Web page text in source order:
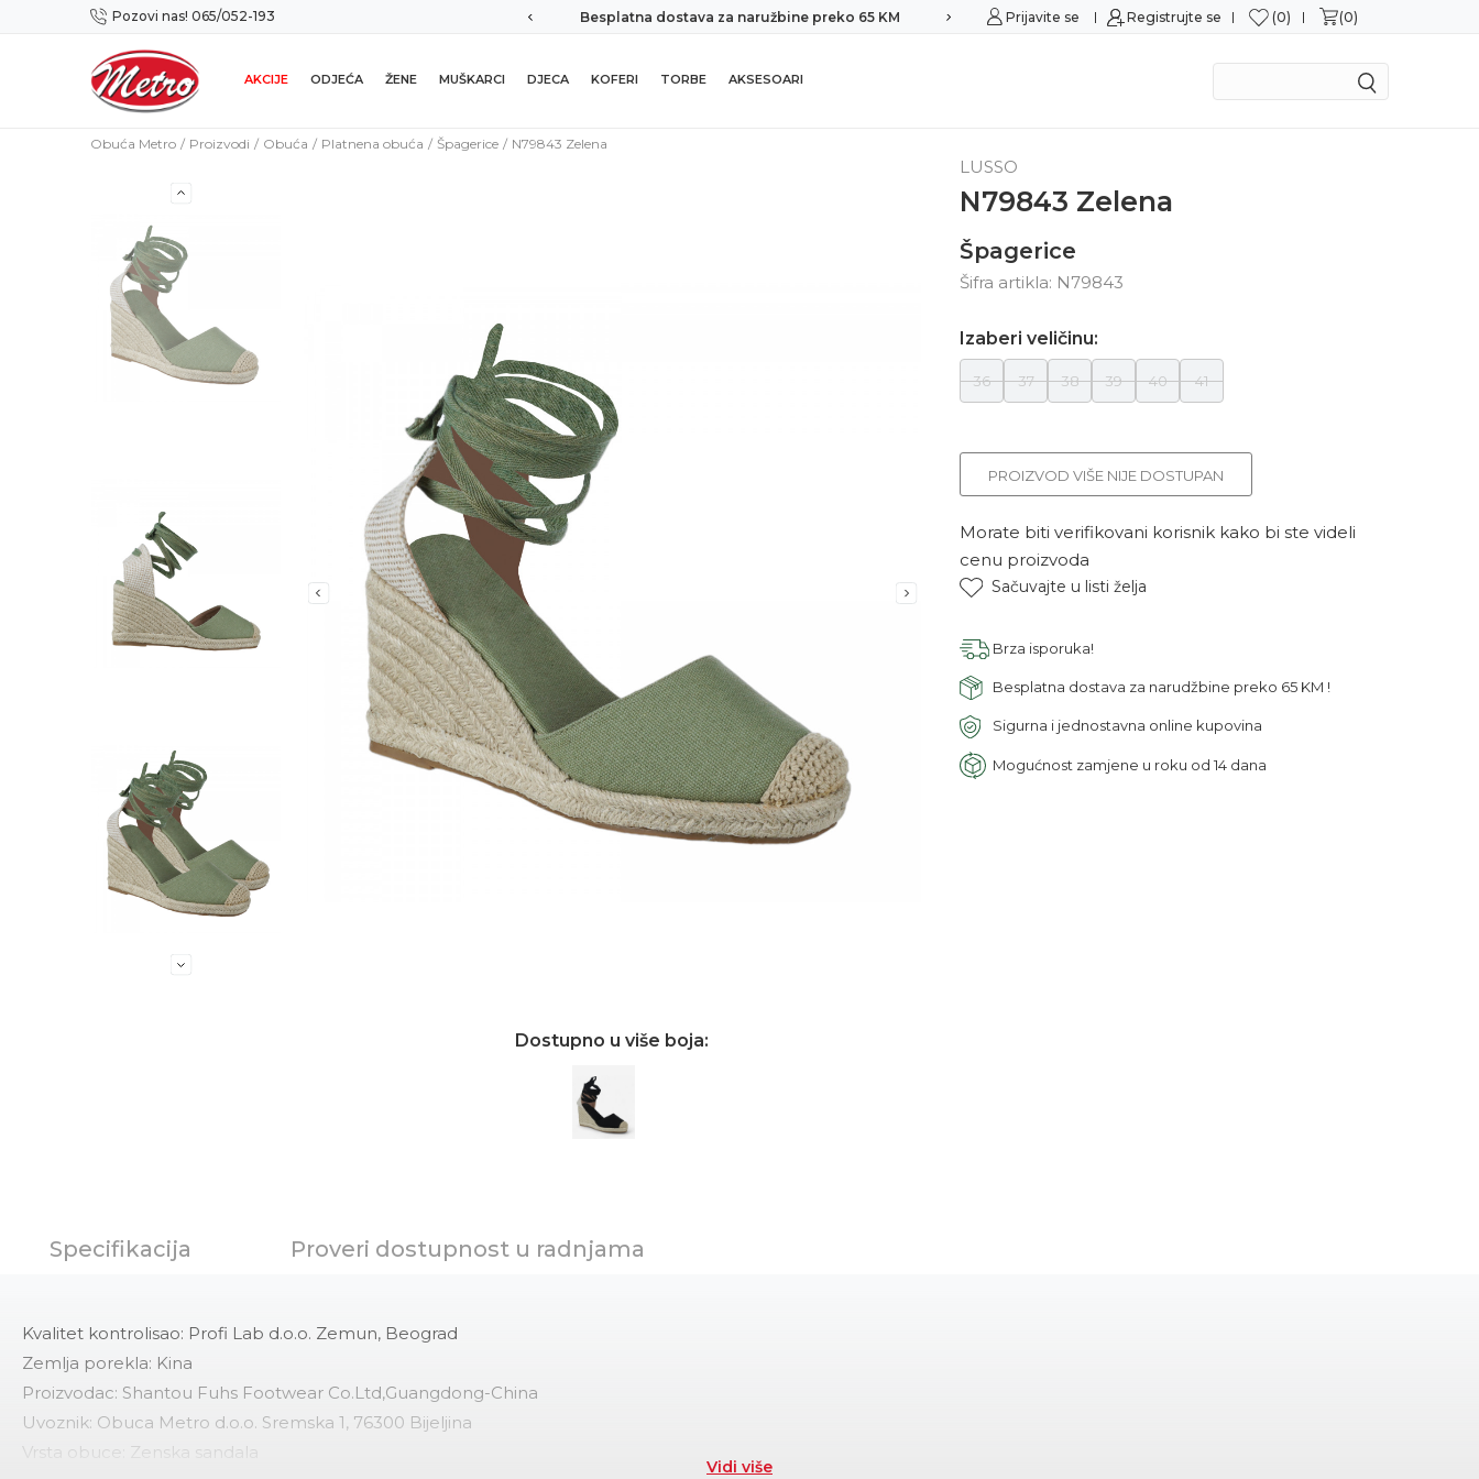
Pozovi nas! 065/052-193
Preuzmi NOVU Metro mobilnu aplikaciju! Besplatna dostava za naružbine preko 65 KM Sigurna kupovina
Prijavite se Registrujte se 0 0
AKCIJE ODJEĆA ŽENE MUŠKARCI DJECA KOFERI TORBE AKSESOARI
Obuća Metro Proizvodi Obuća Platnena obuća Špagerice N79843 Zelena
Dostupno u više boja:
LUSSO
N79843 Zelena
Špagerice
Šifra artikla: N79843
Izaberi veličinu:
36 37 38 39 40 41
PROIZVOD VIŠE NIJE DOSTUPAN
Morate biti verifikovani korisnik kako bi ste videli
cenu proizvoda
Sačuvajte u listi želja
Brza isporuka!
Besplatna dostava za narudžbine preko 65 KM !
Sigurna i jednostavna online kupovina
Mogućnost zamjene u roku od 14 dana
Specifikacija Proveri dostupnost u radnjama
Kvalitet kontrolisao: Profi Lab d.o.o. Zemun, Beograd
Zemlja porekla: Kina
Proizvodac: Shantou Fuhs Footwear Co.Ltd,Guangdong-China
Uvoznik: Obuca Metro d.o.o. Sremska 1, 76300 Bijeljina
Vrsta obuce: Zenska sandala
Vidi više